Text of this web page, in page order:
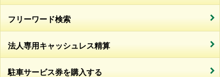
フリーワード検索
法人専用キャッシュレス精算
駐車サービス券を購入する